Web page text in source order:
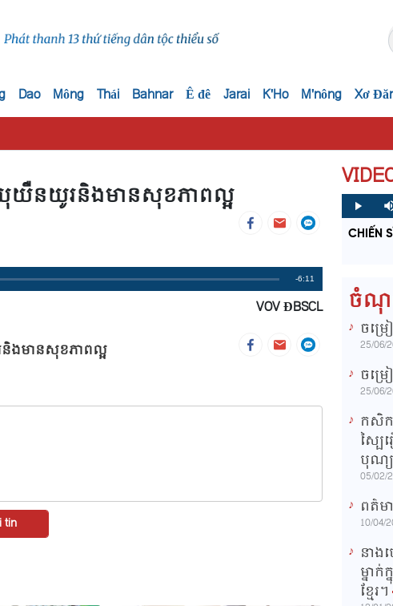
Dao Mông Thái Bahnar Ê đê Jarai K'Ho M'nông Xơ
អាយុយឺនយូរនិងមានសុខភាពល្អ
Remaining
Time
-6:11
VOV ĐBSCL
និងមានសុខភាពល្អ
P
l
y
e
CHIẾN
ចំណុ
ចម្
25/06/
ចម្រ
25/06/
កសិក
ស្បៃ
បុណ្
05/02/
ពត៌ម
10/04/
នាង
ម្នា
ខ្មែរ។